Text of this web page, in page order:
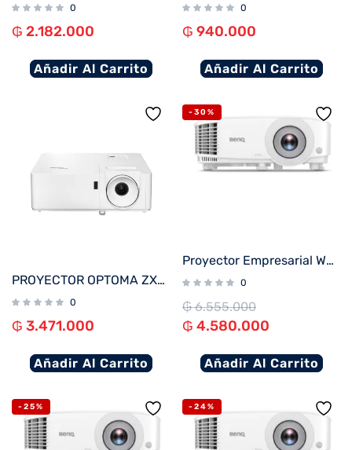
0
₲ 2.182.000
Añadir Al Carrito
0
₲ 940.000
Añadir Al Carrito
PROYECTOR OPTOMA ZX300 3500L XGA LASER 3D/2HDMI/VGA/USB/BLANCO
0
₲ 3.471.000
Añadir Al Carrito
-30%
Proyector Empresarial WXGA BENQ MW560
0
₲6.555.000
₲ 4.580.000
Añadir Al Carrito
-25% -24%